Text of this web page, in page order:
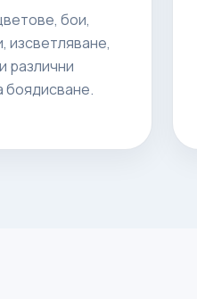
бои,
изсветляване,
различни
боядисване.